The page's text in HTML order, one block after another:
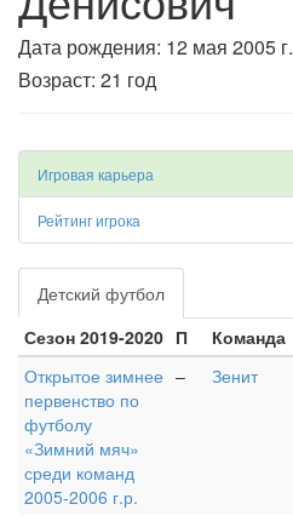
Дата рождения: 12 мая 2005 г.
Возраст: 21 год
Игровая карьера
Рейтинг игрока
Детский футбол
Сезон 2019-2020 П Команда
Открытое зимнее
первенство по
футболу
«Зимний мяч»
среди команд
2005-2006 г.р.
– Зенит